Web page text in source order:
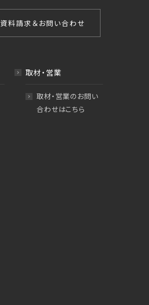
資料請求＆お問い合わせ
取材・営業
取材・営業のお問い
合わせはこちら